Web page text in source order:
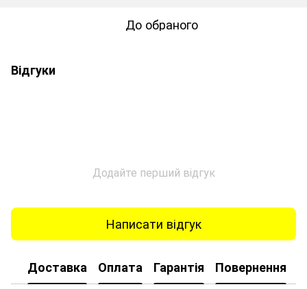
До обраного
Відгуки
Додайте перший відгук
Написати відгук
Доставка Оплата Гарантія Повернення